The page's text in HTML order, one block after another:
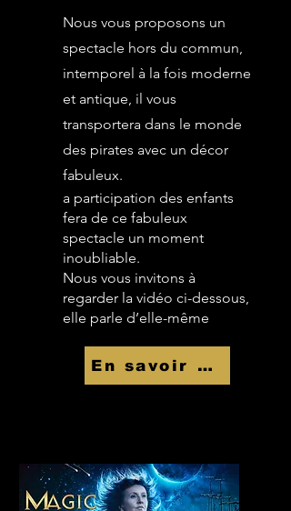
Nous vous proposons un
spectacle hors du commun,
intemporel à la fois moderne
et antique, il vous
transportera dans le monde
des pirates avec un décor
fabuleux.
a participation des enfants
fera de ce fabuleux
spectacle un moment
inoubliable.
Nous vous invitons à
regarder la vidéo ci-dessous,
elle parle d’elle-même
En savoir Plus